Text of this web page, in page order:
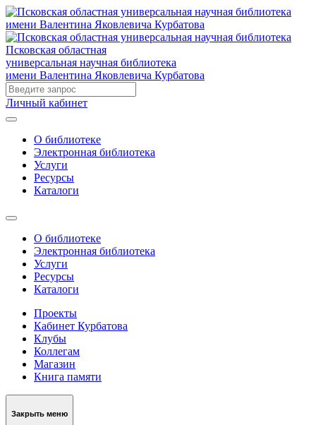
Псковская областная
универсальная научная библиотека
имени Валентина Яковлевича Курбатова
Личный кабинет
О библиотеке
Электронная библиотека
Услуги
Ресурсы
Каталоги
О библиотеке
Электронная библиотека
Услуги
Ресурсы
Каталоги
Проекты
Кабинет Курбатова
Клубы
Коллегам
Магазин
Книга памяти
Закрыть меню